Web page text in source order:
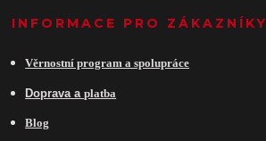
INFORMACE PRO ZÁKAZNÍKY
Věrnostní program a spolupráce
Doprava aplatba
Blog